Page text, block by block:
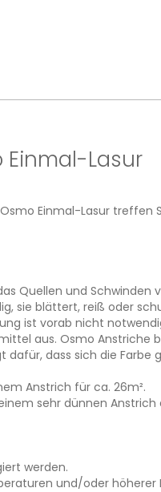
Lasur
Einmal-Lasur
Quellen und Schwinden
sie blättert, reiß oder
ist vorab nicht
aus. Osmo Anstriche
dass sich die
Anstrich für ca. 26m².
sehr dünnen
werden.
und/oder